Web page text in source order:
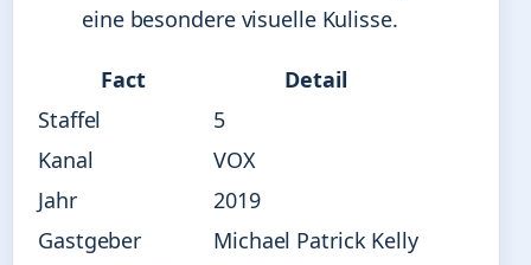
eine besondere visuelle Kulisse.
Fact
Detail
Staffel
5
Kanal
VOX
Jahr
2019
Gastgeber
Michael Patrick Kelly